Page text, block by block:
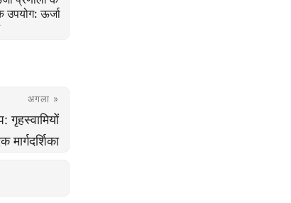
उपयोग: ऊर्जा
अगला »
गृहस्वामियों
मार्गदर्शिका